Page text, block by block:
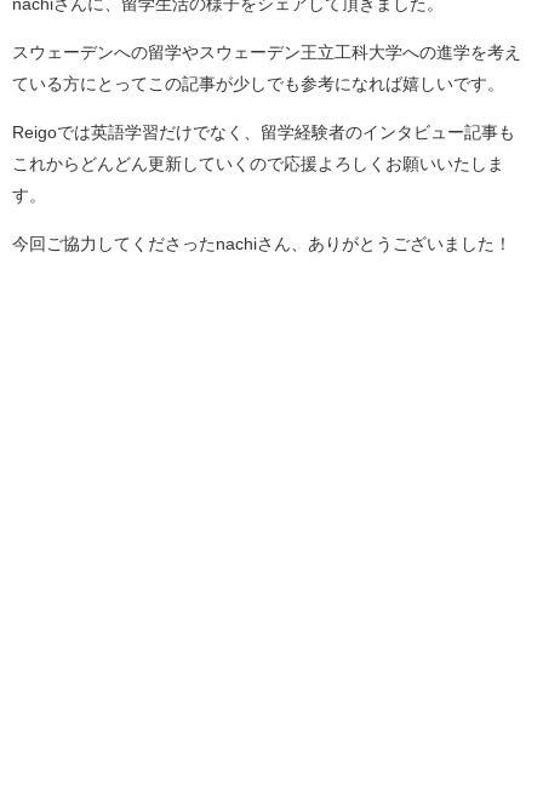
nachiさんに、留学生活の様子をシェアして頂きました。
スウェーデンへの留学やスウェーデン王立工科大学への進学を考え
ている方にとってこの記事が少しでも参考になれば嬉しいです。
Reigoでは英語学習だけでなく、留学経験者のインタビュー記事も
これからどんどん更新していくので応援よろしくお願いいたしま
す。
今回ご協力してくださったnachiさん、ありがとうございました！